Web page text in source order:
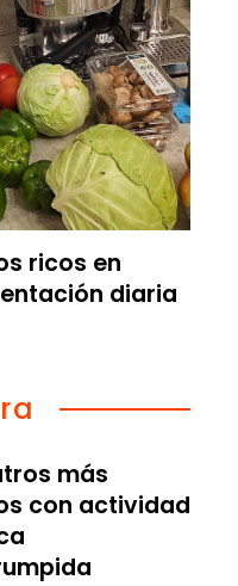
ricos en
diaria
más
con actividad